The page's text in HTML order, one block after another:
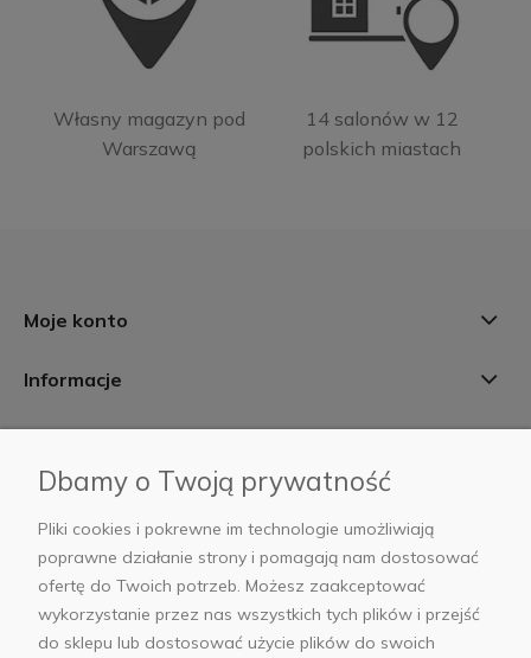
Własny magazyn pod
Warszawą
14 salonów w 12
polskich miastach
Moje konto
Informacje
AB Foto
sklep@abfoto.pl
Dbamy o Twoją prywatność
Pliki cookies i pokrewne im technologie umożliwiają
poprawne działanie strony i pomagają nam dostosować
ofertę do Twoich potrzeb. Możesz zaakceptować
wykorzystanie przez nas wszystkich tych plików i przejść
do sklepu lub dostosować użycie plików do swoich